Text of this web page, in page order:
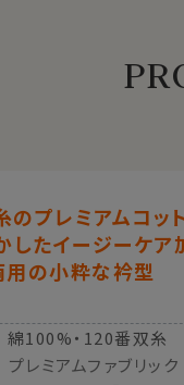
プレミアムコット
たイージーケア
用の小粋な衿型
綿100%・120番双糸
レミアムファブリッ